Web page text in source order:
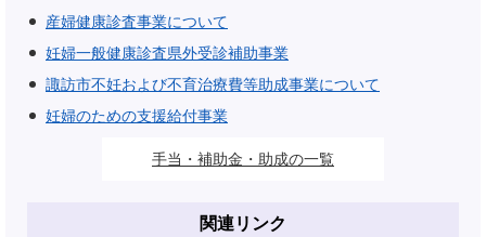
産婦健康診査事業について
妊婦一般健康診査県外受診補助事業
諏訪市不妊および不育治療費等助成事業について
妊婦のための支援給付事業
手当・補助金・助成の一覧
関連リンク